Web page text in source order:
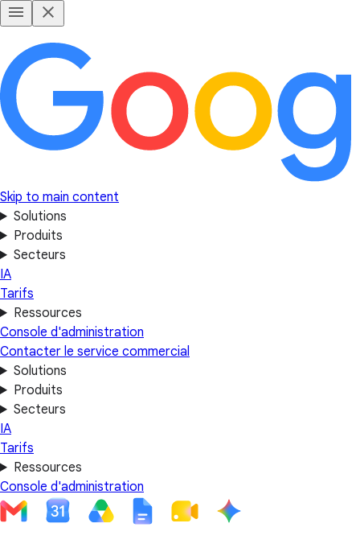
Skip to main content
Solutions
Produits
Secteurs
IA
Tarifs
Ressources
Console d'administration
Contacter le service commercial
Solutions
Produits
Secteurs
IA
Tarifs
Ressources
Console d'administration